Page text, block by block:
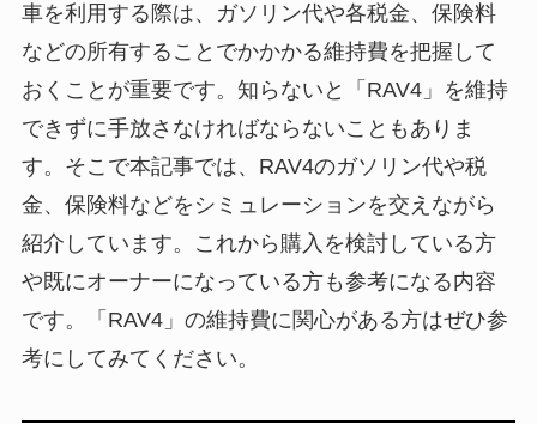
車を利用する際は、ガソリン代や各税金、保険料
などの所有することでかかかる維持費を把握して
おくことが重要です。知らないと「RAV4」を維持
できずに手放さなければならないこともありま
す。そこで本記事では、RAV4のガソリン代や税
金、保険料などをシミュレーションを交えながら
紹介しています。これから購入を検討している方
や既にオーナーになっている方も参考になる内容
です。「RAV4」の維持費に関心がある方はぜひ参
考にしてみてください。